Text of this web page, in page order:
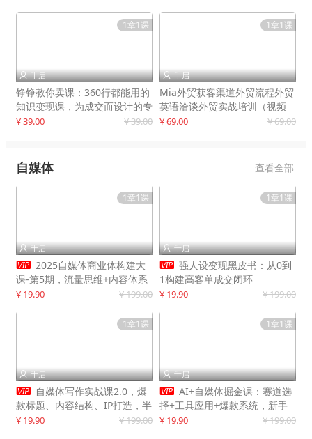
1章1课
 千启
铮铮教你卖课：360行都能用的
知识变现课，为成交而设计的专
属课程
¥ 39.00 ¥ 39.00
1章1课
 千启
Mia外贸获客渠道外贸流程外贸
英语洽谈外贸实战培训（视频
课）价值399元
¥ 69.00 ¥ 69.00
自媒体 查看全部
1章1课
 千启
 2025自媒体商业体构建大
课-第5期，流量思维+内容体系
+变现闭环，打造个人可持续生
¥ 19.90 ¥ 199.00
1章1课
 千启
 强人设变现黑皮书：从0到
1构建高客单成交闭环
¥ 19.90 ¥ 199.00
1章1课
 千启
 自媒体写作实战课2.0，爆
款标题、内容结构、IP打造，半
年复制30万粉月入10万+
¥ 19.90 ¥ 199.00
1章1课
 千启
 AI+自媒体掘金课：赛道选
择+工具应用+爆款系统，新手
快速起步，副业月入8000+
¥ 19.90 ¥ 199.00